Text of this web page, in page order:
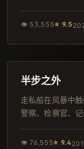
👁 53,555⭐ 9.5
热播
半步之外
走私船在风暴中
警察、检察官、
👁76,555⭐ 9.4